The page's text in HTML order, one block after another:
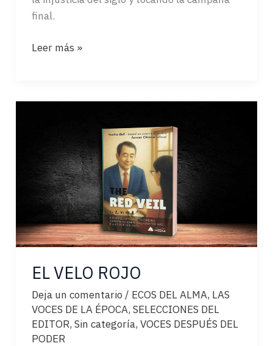
final.
LAS
Leer más »
EL VELO ROJO
Deja un comentario / ECOS DEL ALMA, LAS
VOCES DE LA ÉPOCA, SELECCIONES DEL
EDITOR, Sin categoría, VOCES DESPUÉS DEL
PODER